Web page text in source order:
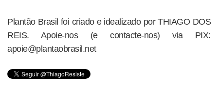
Plantão Brasil foi criado e idealizado por THIAGO DOS
REIS. Apoie-nos (e contacte-nos) via PIX:
apoie@plantaobrasil.net